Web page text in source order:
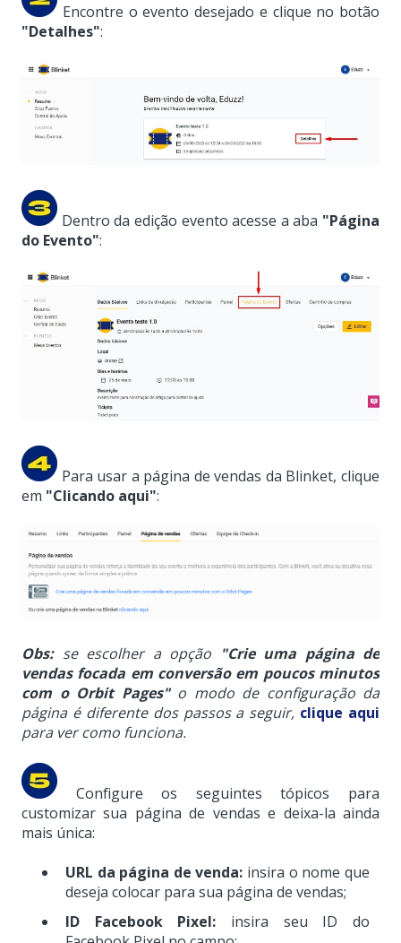
Encontre o evento desejado e clique no botão
"Detalhes":
Dentro da edição evento acesse a aba "Página
do Evento":
Para usar a página de vendas da Blinket, clique
em "Clicando aqui":
Obs:se escolher a opção "Crie uma página de
vendas focada em conversão em poucos minutos
com o Orbit Pages"o modo de configuração da
página é diferente dos passos a seguir, clique aqui
para ver como funciona.
Configure os seguintes tópicos para
customizar sua página de vendas e deixa-la ainda
mais única:
URL da página de venda: insira o nome que
deseja colocar para sua página de vendas;
ID Facebook Pixel:
insira seu ID do